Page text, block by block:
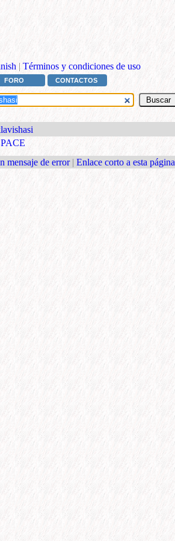
| Términos y condiciones de uso
FORO CONTACTOS
mensaje de error | Enlace corto a esta página